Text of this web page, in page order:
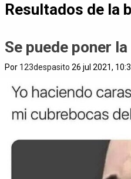
Resultados de la
Se puede poner
Por 123despasito 26 jul 2021,